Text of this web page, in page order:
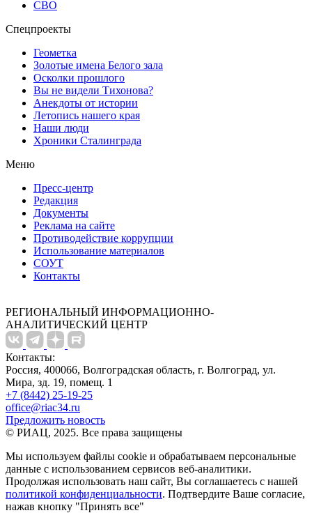
СВО
Спецпроекты
Геометка
Золотые имена Белого зала
Осколки прошлого
Вы не видели Тихонова?
Анекдоты от истории
Летопись нашего края
Наши люди
Хроники Сталинграда
Меню
Пресс-центр
Редакция
Документы
Реклама на сайте
Противодействие коррупции
Использование материалов
СОУТ
Контакты
РЕГИОНАЛЬНЫЙ ИНФОРМАЦИОННО-
АНАЛИТИЧЕСКИЙ ЦЕНТР
Контакты:
Россия, 400066, Волгоградская область, г. Волгоград, ул.
Мира, зд. 19, помещ. 1
+7 (8442) 25-19-25
office@riac34.ru
Предложить новость
© РИАЦ, 2025. Все права защищены
Мы используем файлы сookie и обрабатываем персональные
данные с использованием сервисов веб-аналитики.
Продолжая использовать наш сайт, Вы соглашаетесь с нашей
политикой конфиденциальности. Подтвердите Ваше согласие,
нажав кнопку "Принять все"